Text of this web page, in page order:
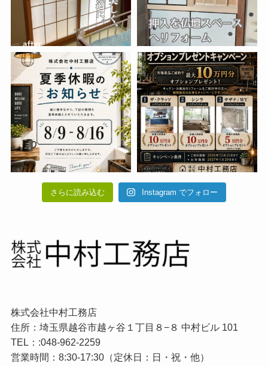
さらに読み込む Instagram でフォロー
株式会社中村工務店
住所：埼玉県越谷市越ヶ谷１丁目８−８ 中村ビル 101
TEL：:048-962-2259
営業時間：8:30-17:30（定休日：日・祝・他）